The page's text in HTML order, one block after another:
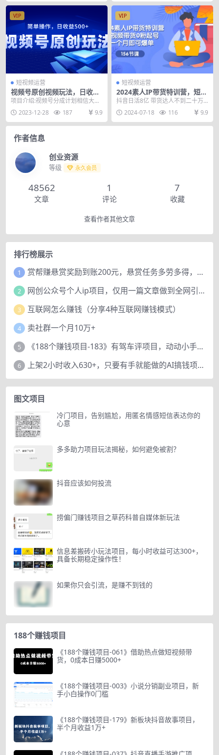
VIP
短视频运营
视频号原创视频玩法，日收益
500+
项目介绍:视频号分成计划相信大家
都不陌生，今天给大家分享的是我
们团队操作的一个玩...
2023-12-28 187 9.9
VIP
短视频运营
2024素人IP带货特训营，短视
频带货0粉起号，一个月即可
抖音日活8亿 带货达人不到二十万
带货赚钱 给你抖音教学支撑 轻松日
赚3-5位数用...
2024-07-18 116 9.9
作者信息
创业资源
等级 永久会员
48562
文章
1
评论
7
收藏
查看作者其他文章
排行榜展示
1 赏帮赚悬赏奖励到账200元，悬赏任务多劳多得，人人可做。
2 网创公众号个人ip项目，仅用一篇文章做到全网引流！
3 互联网怎么赚钱（分享4种互联网赚钱模式）
4 卖社群一个月10万+
5 《188个赚钱项目-183》有驾车评项目，动动小手，复制粘贴赚44元！
6 上架2小时收入630+，只要有手就能做的AI搞钱项目，奶奶看完都能学会!
图文项目
冷门项目，告别尴尬，用匿名情感短信表达你的
心意
多多助力项目玩法揭秘，如何避免被割？
抖音应该如何投流
捞偏门赚钱项目之草药科普自媒体新玩法
信息差搬砖小玩法项目，每小时收益可达300+，
具备长期稳定操作性！
如果你只会引流，是赚不到钱的
188个赚钱项目
《188个赚钱项目-061》借助热点做短视频带
货，0成本日赚5000+
《188个赚钱项目-003》小说分销副业项目，新
手小白操作0门槛
《188个赚钱项目-179》新板块抖音故事项目，
半个月收益1万+